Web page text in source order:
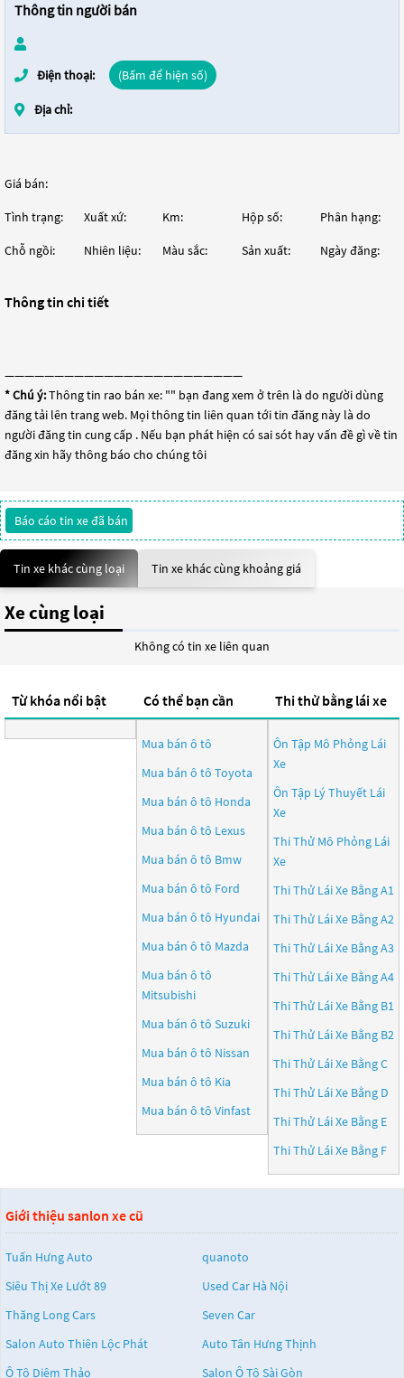
Thông tin người bán
Điện thoại: (Bấm để hiện số)
Địa chỉ:
Giá bán:
Tình trạng: Xuất xứ: Km: Hộp số: Phân hạng:
Chỗ ngồi: Nhiên liệu: Màu sắc: Sản xuất: Ngày đăng:
Thông tin chi tiết
————————————————————————
* Chú ý:Thông tin rao bán xe: "" bạn đang xem ở trên là do người dùng
đăng tải lên trang web. Mọi thông tin liên quan tới tin đăng này là do
người đăng tin cung cấp . Nếu bạn phát hiện có sai sót hay vấn đề gì về tin
đăng xin hãy thông báo cho chúng tôi
Báo cáo tin xe đã bán
Tin xe khác cùng loại Tin xe khác cùng khoảng giá
Xe cùng loại
Không có tin xe liên quan
Từ khóa nổi bật Có thể bạn cần
Mua bán ô tô
Mua bán ô tô Toyota
Mua bán ô tô Honda
Mua bán ô tô Lexus
Mua bán ô tô Bmw
Mua bán ô tô Ford
Mua bán ô tô Hyundai
Mua bán ô tô Mazda
Mua bán ô tô
Mitsubishi
Mua bán ô tô Suzuki
Mua bán ô tô Nissan
Mua bán ô tô Kia
Mua bán ô tô Vinfast
Thi thử bằng lái xe
Ôn Tập Mô Phỏng Lái
Xe
Ôn Tập Lý Thuyết Lái
Xe
Thi Thử Mô Phỏng Lái
Xe
Thi Thử Lái Xe Bằng A1
Thi Thử Lái Xe Bằng A2
Thi Thử Lái Xe Bằng A3
Thi Thử Lái Xe Bằng A4
Thi Thử Lái Xe Bằng B1
Thi Thử Lái Xe Bằng B2
Thi Thử Lái Xe Bằng C
Thi Thử Lái Xe Bằng D
Thi Thử Lái Xe Bằng E
Thi Thử Lái Xe Bằng F
Giới thiệu sanlon xe cũ
Tuấn Hưng Auto
quanoto
Siêu Thị Xe Lướt 89
Used Car Hà Nội
Thăng Long Cars
Seven Car
Salon Auto Thiên Lộc Phát
Auto Tân Hưng Thịnh
Ô Tô Diệm Thảo
Salon Ô Tô Sài Gòn